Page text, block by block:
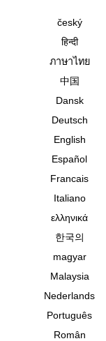
český
हिन्दी
ภาษาไทย
中国
Dansk
Deutsch
English
Español
Francais
Italiano
ελληνικά
한국의
magyar
Malaysia
Nederlands
Português
Român